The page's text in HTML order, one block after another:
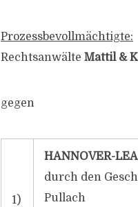
Prozessbevollmächtigte:
Rechtsanwälte Mattil &
gegen
1)
HANNOVER-
durch den
Pullach